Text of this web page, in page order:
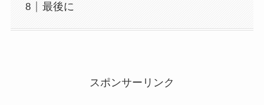
最後に
スポンサーリンク